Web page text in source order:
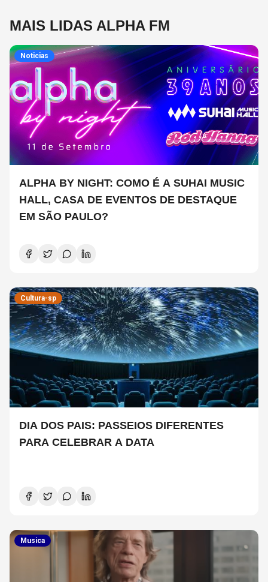
MAIS LIDAS ALPHA FM
Noticias
ALPHA BY NIGHT: COMO É A SUHAI MUSIC
HALL, CASA DE EVENTOS DE DESTAQUE
EM SÃO PAULO?
Cultura-sp
DIA DOS PAIS: PASSEIOS DIFERENTES
PARA CELEBRAR A DATA
Musica